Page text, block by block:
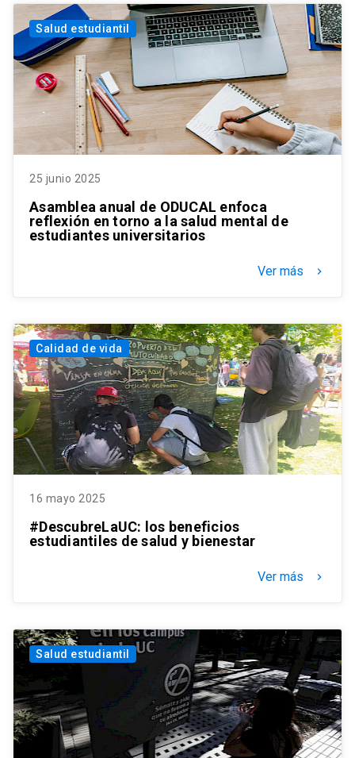
Salud estudiantil
25 junio 2025
Asamblea anual de ODUCAL enfoca
reflexión en torno a la salud mental de
estudiantes universitarios
Ver más keyboard_arrow_right
Calidad de vida
16 mayo 2025
#DescubreLaUC: los beneficios
estudiantiles de salud y bienestar
Ver más keyboard_arrow_right
Salud estudiantil